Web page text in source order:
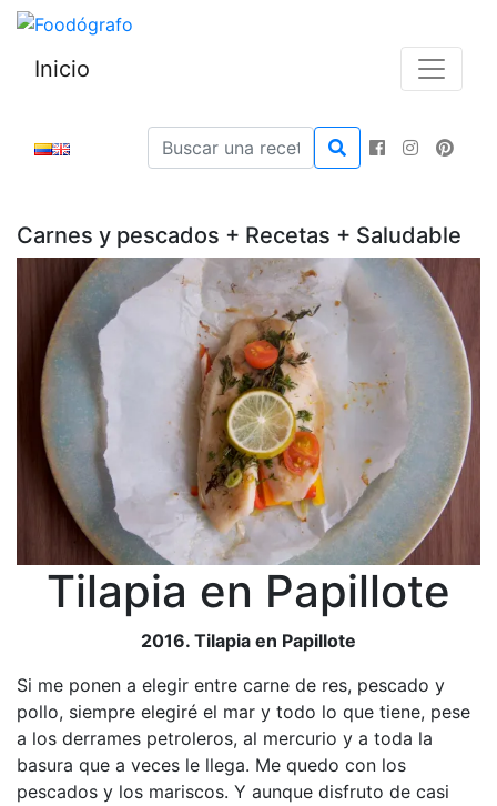
Inicio
Carnes y pescados + Recetas + Saludable
Tilapia en Papillote
2016. Tilapia en Papillote
Si me ponen a elegir entre carne de res, pescado y
pollo, siempre elegiré el mar y todo lo que tiene, pese
a los derrames petroleros, al mercurio y a toda la
basura que a veces le llega. Me quedo con los
pescados y los mariscos. Y aunque disfruto de casi